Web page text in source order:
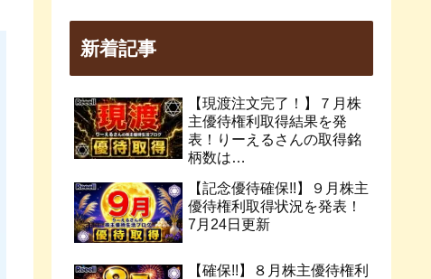
新着記事
【現渡注文完了！】７月株
主優待権利取得結果を発
表！りーえるさんの取得銘
柄数は…
【記念優待確保!!】９月株主
優待権利取得状況を発表！
7月24日更新
【確保!!】８月株主優待権利